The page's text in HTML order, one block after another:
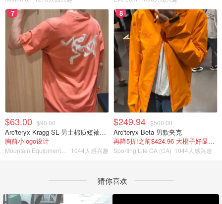
7
$63.00 $90.00
Arc'teryx Kragg SL 男士棉质短袖T恤
胸前小logo设计
1044人感兴趣
8
$249.94 $500.00
Arc'teryx Beta 男款夹克
再降5折!之前$424.96 大橙子好显白 蹲补
Sporting Life CA (CA) 1044人感兴趣
猜你喜欢